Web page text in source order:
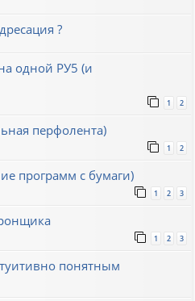
?
одной РУ5 (и
1 2
перфолента)
1 2
программ с бумаги)
1 2 3
1 2 3
понятным